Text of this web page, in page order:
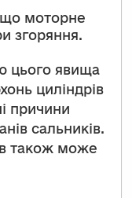
що моторне
згоряння.
цього явища
циліндрів
причини
сальників.
також може